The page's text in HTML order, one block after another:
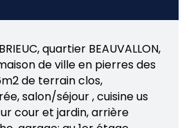
quartier BEAUVALLON,
de ville en pierres des
de terrain clos,
salon/séjour , cuisine us
cour et jardin, arrière